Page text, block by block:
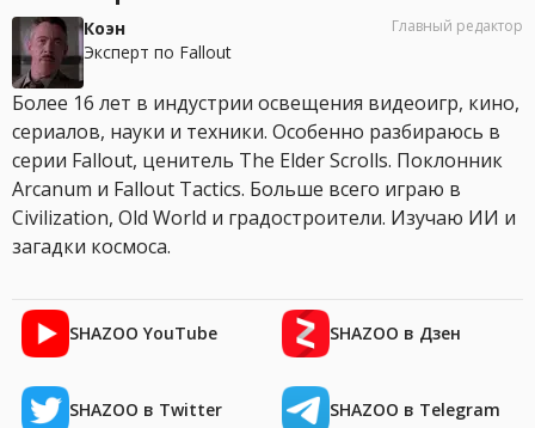
Коэн
Эксперт по Fallout
Главный редактор
Более 16 лет в индустрии освещения видеоигр, кино,
сериалов, науки и техники. Особенно разбираюсь в
серии Fallout, ценитель The Elder Scrolls. Поклонник
Arcanum и Fallout Tactics. Больше всего играю в
Civilization, Old World и градостроители. Изучаю ИИ и
загадки космоса.
SHAZOO YouTube SHAZOO в Дзен
SHAZOO в Twitter SHAZOO в Telegram